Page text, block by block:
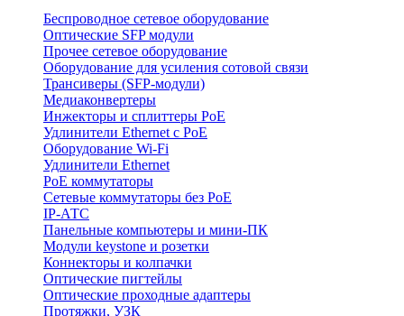
Беспроводное сетевое оборудование
Оптические SFP модули
Прочее сетевое оборудование
Оборудование для усиления сотовой связи
Трансиверы (SFP-модули)
Медиаконвертеры
Инжекторы и сплиттеры PoE
Удлинители Ethernet с PoE
Оборудование Wi-Fi
Удлинители Ethernet
PoE коммутаторы
Сетевые коммутаторы без PoE
IP-АТС
Панельные компьютеры и мини-ПК
Модули keystone и розетки
Коннекторы и колпачки
Оптические пигтейлы
Оптические проходные адаптеры
Протяжки, УЗК